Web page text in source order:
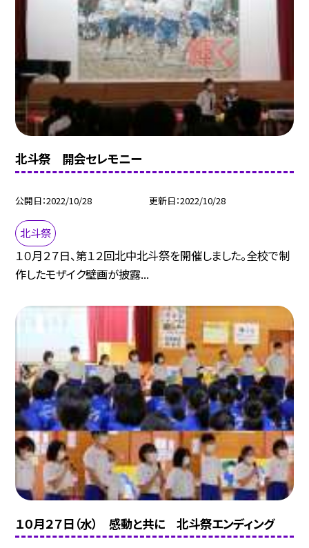
北斗祭 開会セレモニー
公開日 2022/10/28 更新日 2022/10/28
北斗祭
１０月２７日、第１２回北中北斗祭を開催しました。全校で制
作したモザイク壁画が披露...
１０月２７日（水） 感動と共に 北斗祭エンディング